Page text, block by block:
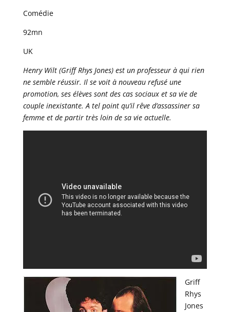
Comédie
92mn
UK
Henry Wilt (Griff Rhys Jones) est un professeur à qui rien
ne semble réussir. Il se voit à nouveau refusé une
promotion, ses élèves sont des cas sociaux et sa vie de
couple inexistante. A tel point qu’il rêve d’assassiner sa
femme et de partir très loin de sa vie actuelle.
Griff
Rhys
Jones